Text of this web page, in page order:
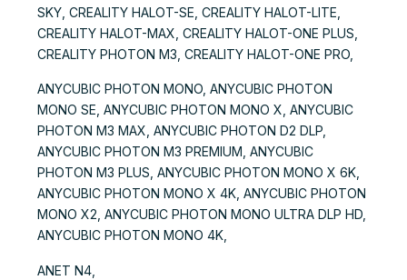
SKY, CREALITY HALOT-SE, CREALITY HALOT-LITE,
CREALITY HALOT-MAX, CREALITY HALOT-ONE PLUS,
CREALITY PHOTON M3, CREALITY HALOT-ONE PRO,
ANYCUBIC PHOTON MONO, ANYCUBIC PHOTON
MONO SE, ANYCUBIC PHOTON MONO X, ANYCUBIC
PHOTON M3 MAX, ANYCUBIC PHOTON D2 DLP,
ANYCUBIC PHOTON M3 PREMIUM, ANYCUBIC
PHOTON M3 PLUS, ANYCUBIC PHOTON MONO X 6K,
ANYCUBIC PHOTON MONO X 4K, ANYCUBIC PHOTON
MONO X2, ANYCUBIC PHOTON MONO ULTRA DLP HD,
ANYCUBIC PHOTON MONO 4K,
ANET N4,